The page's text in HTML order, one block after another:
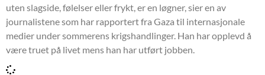
uten slagside, følelser eller frykt, er en løgner, sier en av
journalistene som har rapportert fra Gaza til internasjonale
medier under sommerens krigshandlinger. Han har opplevd å
være truet på livet mens han har utført jobben.